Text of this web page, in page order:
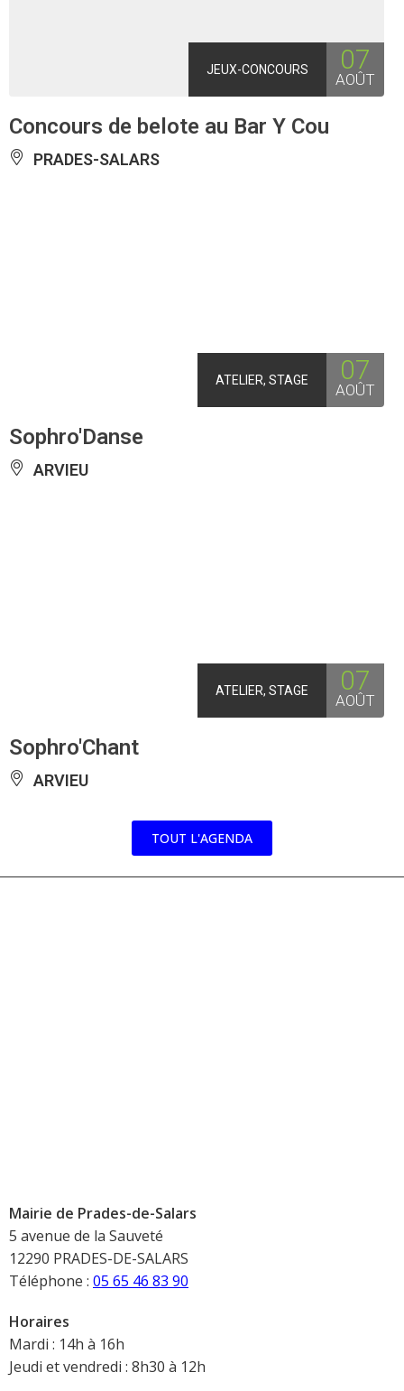
JEUX-CONCOURS 07
AOÛT
Concours de belote au Bar Y Cou
PRADES-SALARS
ATELIER, STAGE 07
AOÛT
Sophro'Danse
ARVIEU
ATELIER, STAGE 07
AOÛT
Sophro'Chant
ARVIEU
TOUT L'AGENDA
Mairie de Prades-de-Salars
5 avenue de la Sauveté
12290 PRADES-DE-SALARS
Téléphone : 05 65 46 83 90
Horaires
Mardi : 14h à 16h
Jeudi et vendredi : 8h30 à 12h